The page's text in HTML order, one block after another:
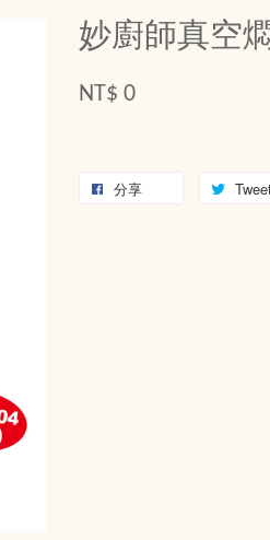
妙廚師真空
NT$ 0
分享